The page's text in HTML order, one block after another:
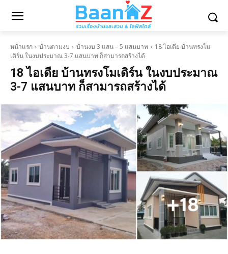
หน้าแรก บ้านตามงบ บ้านงบ 3 แสน – 5 แสนบาท
18 ไอเดีย บ้านทรงโม
เดิร์น ในงบประมาณ 3-7 แสนบาท ก็สามารถสร้างได้
18 ไอเดีย บ้านทรงโมเดิร์น ในงบประมาณ
3-7 แสนบาท ก็สามารถสร้างได้